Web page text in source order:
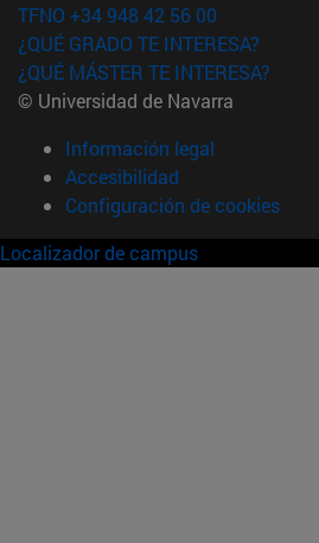
TFNO +34 948 42 56 00
¿QUÉ GRADO TE INTERESA?
¿QUÉ MÁSTER TE INTERESA?
© Universidad de Navarra
Información legal
Accesibilidad
Configuración de cookies
Localizador de campus